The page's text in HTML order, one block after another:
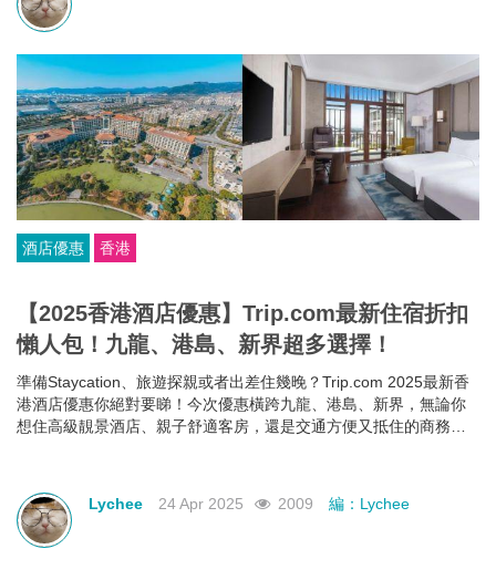
酒店優惠 香港
【2025香港酒店優惠】Trip.com最新住宿折扣
懶人包！九龍、港島、新界超多選擇！
準備Staycation、旅遊探親或者出差住幾晚？Trip.com 2025最新香
港酒店優惠你絕對要睇！今次優惠橫跨九龍、港島、新界，無論你
想住高級靚景酒店、親子舒適客房，還是交通方便又抵住的商務型
Lychee
24 Apr 2025 2009 編：Lychee